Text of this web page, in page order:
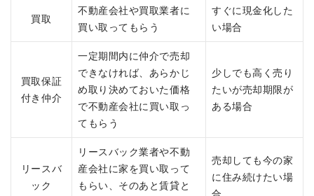
買取
不動産会社や買取業者に
買い取ってもらう
すぐに現金化した
い場合
買取保証
付き仲介
一定期間内に仲介で売却
できなければ、あらかじ
め取り決めておいた価格
で不動産会社に買い取っ
てもらう
少しでも高く売り
たいが売却期限が
ある場合
リースバ
ック
リースバック業者や不動
産会社に家を買い取って
もらい、そのあと賃貸と
売却しても今の家
に住み続けたい場